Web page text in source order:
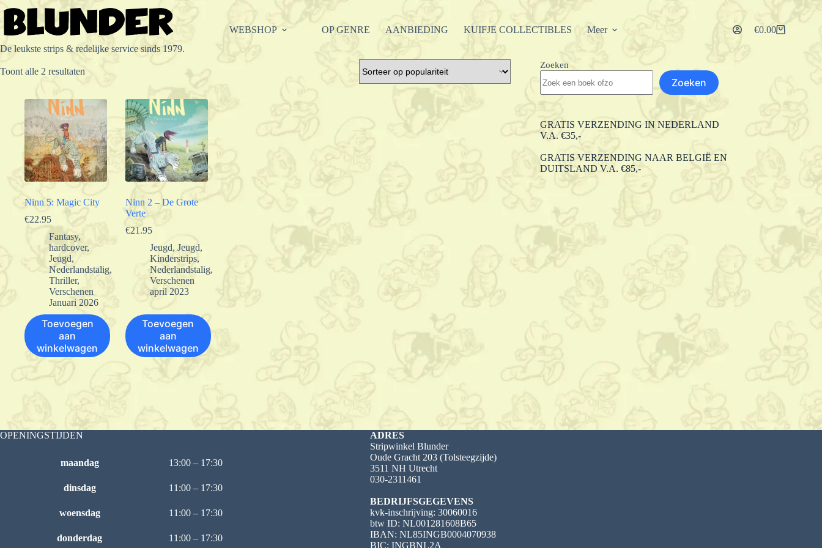
Ga
naar
inhoud
De leukste strips & redelijke service sinds 1979.
WEBSHOP OP GENRE AANBIEDING KUIFJE COLLECTIBLES Meer Winkelwagen
€0.00
Toont alle 2 resultaten
Ninn 5: Magic City
€22.95
Fantasy,
hardcover,
Jeugd,
Nederlandstalig,
Thriller,
Verschenen
Januari 2026
Toevoegen
aan
winkelwagen
Ninn 2 – De Grote
Verte
€21.95
Jeugd, Jeugd,
Kinderstrips,
Nederlandstalig,
Verschenen
april 2023
Toevoegen
aan
winkelwagen
Zoeken
Zoeken
GRATIS VERZENDING IN NEDERLAND
V.A. €35,-
GRATIS VERZENDING NAAR BELGIË EN
DUITSLAND V.A. €85,-
OPENINGSTIJDEN
maandag 13:00 – 17:30
dinsdag 11:00 – 17:30
woensdag 11:00 – 17:30
donderdag 11:00 – 17:30
ADRES
Stripwinkel Blunder
Oude Gracht 203 (Tolsteegzijde)
3511 NH Utrecht
030-2311461
BEDRIJFSGEGEVENS
kvk-inschrijving: 30060016
btw ID: NL001281608B65
IBAN: NL85INGB0004070938
BIC: INGBNL2A